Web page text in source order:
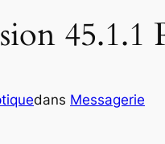
45.1.1
dans Messagerie